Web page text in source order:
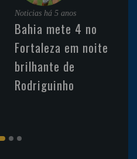
Noticias há 5 anos
Bahia mete 4 no
Fortaleza em noite
brilhante de
Rodriguinho